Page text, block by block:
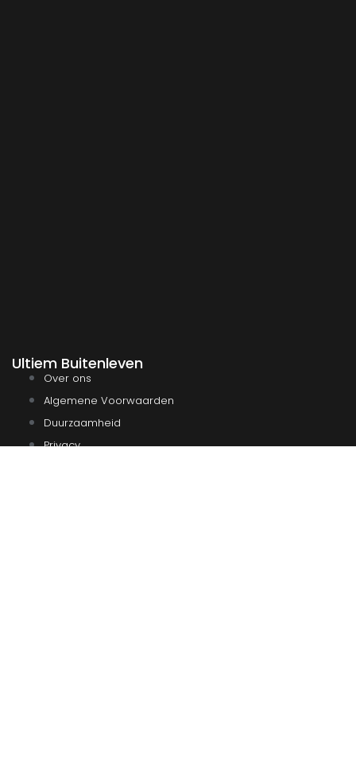
Ultiem Buitenleven
Over ons
Algemene Voorwaarden
Duurzaamheid
Privacy